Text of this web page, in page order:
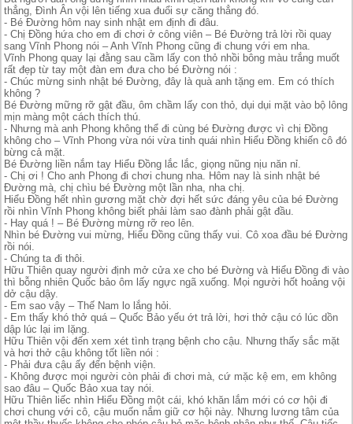
thẳng, Đình Ân vội lên tiếng xua đuổi sự căng thẳng đó.
- Bé Đường hôm nay sinh nhật em định đi đâu.
- Chị Đồng hứa cho em đi chơi ở công viên – Bé Đường trả lời rồi quay
sang Vĩnh Phong nói – Anh Vĩnh Phong cũng đi chung với em nha.
Vĩnh Phong quay lại đằng sau cầm lấy con thỏ nhồi bông màu trắng muốt
rất đẹp từ tay một đàn em đưa cho bé Đường nói :
- Chúc mừng sinh nhật bé Đường, đây là quà anh tặng em. Em có thích
không ?
Bé Đường mững rỡ gật đầu, ôm chầm lấy con thỏ, dụi dụi mặt vào bộ lông
mịn màng một cách thích thú.
- Nhưng mà anh Phong không thể đi cùng bé Đường được vì chị Đồng
không cho – Vĩnh Phong vừa nói vừa tinh quái nhìn Hiểu Đồng khiến cô đó
bừng cả mặt.
Bé Đường liền nắm tay Hiểu Đồng lắc lắc, giọng nũng nịu năn nỉ.
- Chị ơi ! Cho anh Phong đi chơi chung nha. Hôm nay là sinh nhật bé
Đường mà, chị chìu bé Đường một lần nha, nha chị.
Hiểu Đồng hết nhìn gương mặt chờ đợi hết sức đáng yêu của bé Đường
rồi nhìn Vĩnh Phong không biết phải làm sao đành phải gật đầu.
- Hay quá ! – Bé Đường mừng rỡ reo lên.
Nhìn bé Đường vui mừng, Hiểu Đồng cũng thấy vui. Cô xoa đầu bé Đường
rồi nói.
- Chúng ta đi thôi.
Hữu Thiên quay người định mở cửa xe cho bé Đường và Hiểu Đồng đi vào
thì bỗng nhiên Quốc bảo ôm lấy ngực ngã xuống. Mọi người hốt hoảng vội
dở cậu dậy.
- Em sao vậy – Thế Nam lo lắng hỏi.
- Em thấy khó thở quá – Quốc Bảo yếu ớt trả lời, hơi thở cậu có lúc dồn
dập lúc lại im lặng.
Hữu Thiên vội đến xem xét tình trạng bệnh cho cậu. Nhưng thấy sắc mặt
và hơi thở cậu không tốt liền nói :
- Phải đưa cậu ấy đến bệnh viện.
- Không được mọi người còn phải đi chơi mà, cứ mặc kệ em, em không
sao đâu – Quốc Bảo xua tay nói.
Hữu Thiên liếc nhìn Hiểu Đồng một cái, khó khăn lắm mới có cơ hội đi
chơi chung với cô, cậu muốn nắm giữ cơ hội này. Nhưng lương tâm của